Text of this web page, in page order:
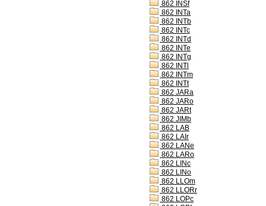
862 INSf
862 INTa
862 INTb
862 INTc
862 INTd
862 INTe
862 INTg
862 INTl
862 INTm
862 INTt
862 JARa
862 JARo
862 JARt
862 JIMb
862 LAB
862 LAIr
862 LANe
862 LARo
862 LINc
862 LINo
862 LLOm
862 LLORr
862 LOPc